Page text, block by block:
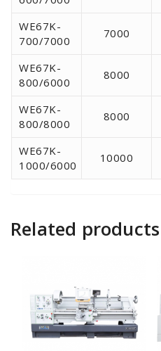
WE67K-
700/7000
7000
WE67K-
800/6000
8000
WE67K-
800/8000
8000
WE67K-
1000/6000
10000
Related products